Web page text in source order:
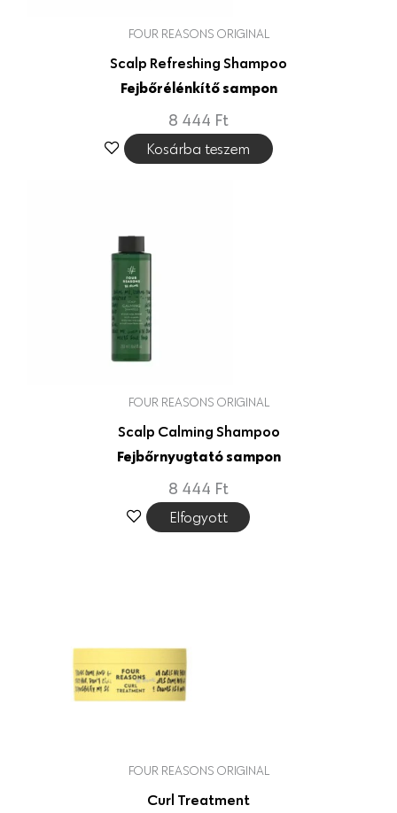
FOUR REASONS ORIGINAL
Scalp Refreshing Shampoo
Fejbőrélénkítő sampon
8 444 Ft
Kosárba teszem
FOUR REASONS ORIGINAL
Scalp Calming Shampoo
Fejbőrnyugtató sampon
8 444 Ft
Elfogyott
FOUR REASONS ORIGINAL
Curl Treatment